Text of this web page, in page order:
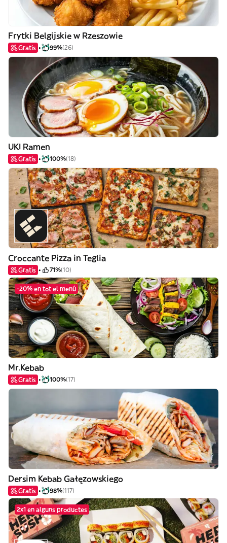
Frytki Belgijskie w Rzeszowie
Gratis 99%(26)
UKI Ramen
Gratis 100%(18)
Croccante Pizza in Teglia
Gratis 71%(10)
-20% en tot el menú
Mr.Kebab
Gratis 100%(17)
Dersim Kebab Gałęzowskiego
Gratis 98%(117)
2x1 en alguns productes